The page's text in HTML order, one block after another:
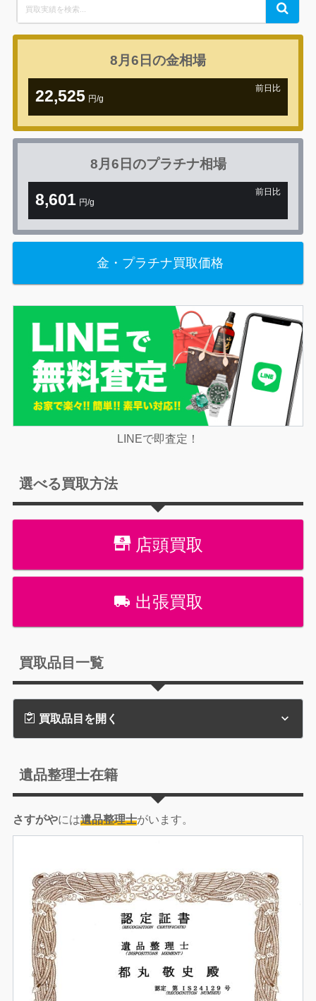
for:
Search
8月6日の金相場
22,525 円/g
前日比
8月6日のプラチナ相場
8,601 円/g
前日比
金・プラチナ買取価格
LINEで即査定！
選べる買取方法
店頭買取
出張買取
買取品目一覧
買取品目を開く
遺品整理士在籍
さすがやには遺品整理士がいます。